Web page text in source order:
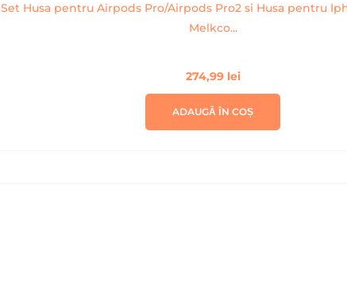
Set Husa pentru Airpods Pro/Airpods Pro2 si Husa pentru
Melkco...
274,99 lei
ADAUGĂ ÎN COȘ